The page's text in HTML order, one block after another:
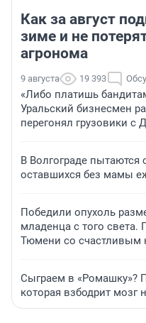
Как за август
зиме и не
агронома
9 августа 19 393
«Либо платишь
Уральский бизнесмен
перегонял грузовики с
В Волгограде пытаются
оставшихся без мамы
Победили опухоль
младенца с того света.
Тюмени со счастливым
Сыграем в «Ромашку»?
которая взбодрит мозг